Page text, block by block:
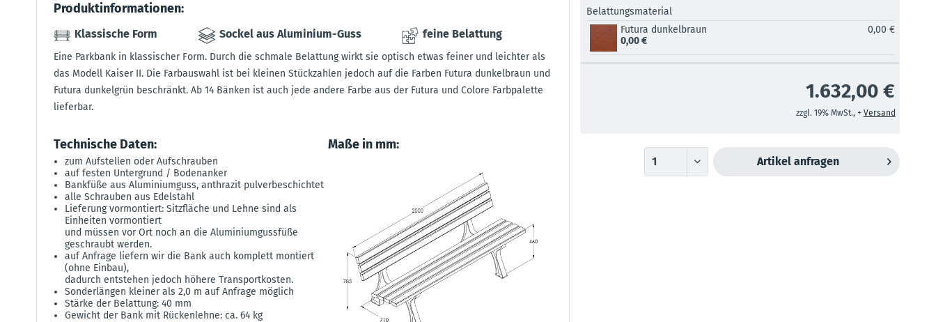
Belattungsmaterial
Futura dunkelbraun
0,00 €
0,00 €
1.632,00 €
zzgl. 19% MwSt., + Versand
Artikel anfragen
Produktinformationen:
Klassische Form Sockel aus Aluminium-Guss feine Belattung
Eine Parkbank in klassischer Form. Durch die schmale Belattung wirkt sie optisch etwas feiner und leichter als
das Modell Kaiser II. Die Farbauswahl ist bei kleinen Stückzahlen jedoch auf die Farben Futura dunkelbraun und
Futura dunkelgrün beschränkt. Ab 14 Bänken ist auch jede andere Farbe aus der Futura und Colore Farbpalette
lieferbar.
Technische Daten:
zum Aufstellen oder Aufschrauben
auf festen Untergrund / Bodenanker
Bankfüße aus Aluminiumguss, anthrazit pulverbeschichtet
alle Schrauben aus Edelstahl
Lieferung vormontiert: Sitzfläche und Lehne sind als
Einheiten vormontiert
und müssen vor Ort noch an die Aluminiumgussfüße
geschraubt werden.
auf Anfrage liefern wir die Bank auch komplett montiert
(ohne Einbau),
dadurch entstehen jedoch höhere Transportkosten.
Sonderlängen kleiner als 2,0 m auf Anfrage möglich
Stärke der Belattung: 40 mm
Gewicht der Bank mit Rückenlehne: ca. 64 kg
Maße in mm: